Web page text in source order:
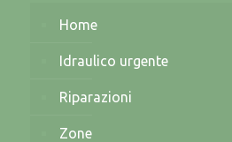
Home
Idraulico urgente
Riparazioni
Zone